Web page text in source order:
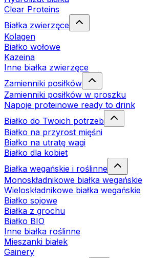
Clear Proteins
Białka zwierzęce
Kolagen
Białko wołowe
Kazeina
Inne białka zwierzęce
Zamienniki posiłków
Zamienniki posiłków w proszku
Napoje proteinowe ready to drink
Białko do Twoich potrzeb
Białko na przyrost mięśni
Białko na utratę wagi
Białko dla kobiet
Białka wegańskie i roślinne
Monoskładnikowe białka wegańskie
Wieloskładnikowe białka wegańskie
Białko sojowe
Białka z grochu
Białko BIO
Inne białka roślinne
Mieszanki białek
Gainery